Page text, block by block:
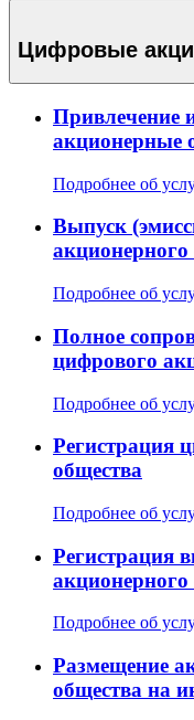
Цифровые
Привлечение
акционерные
Подробнее об
Выпуск
акционерного
Подробнее об
Полное
цифрового
Подробнее об
Регистрация
общества
Подробнее об
Регистрация
акционерного
Подробнее об
Размещение
общества на